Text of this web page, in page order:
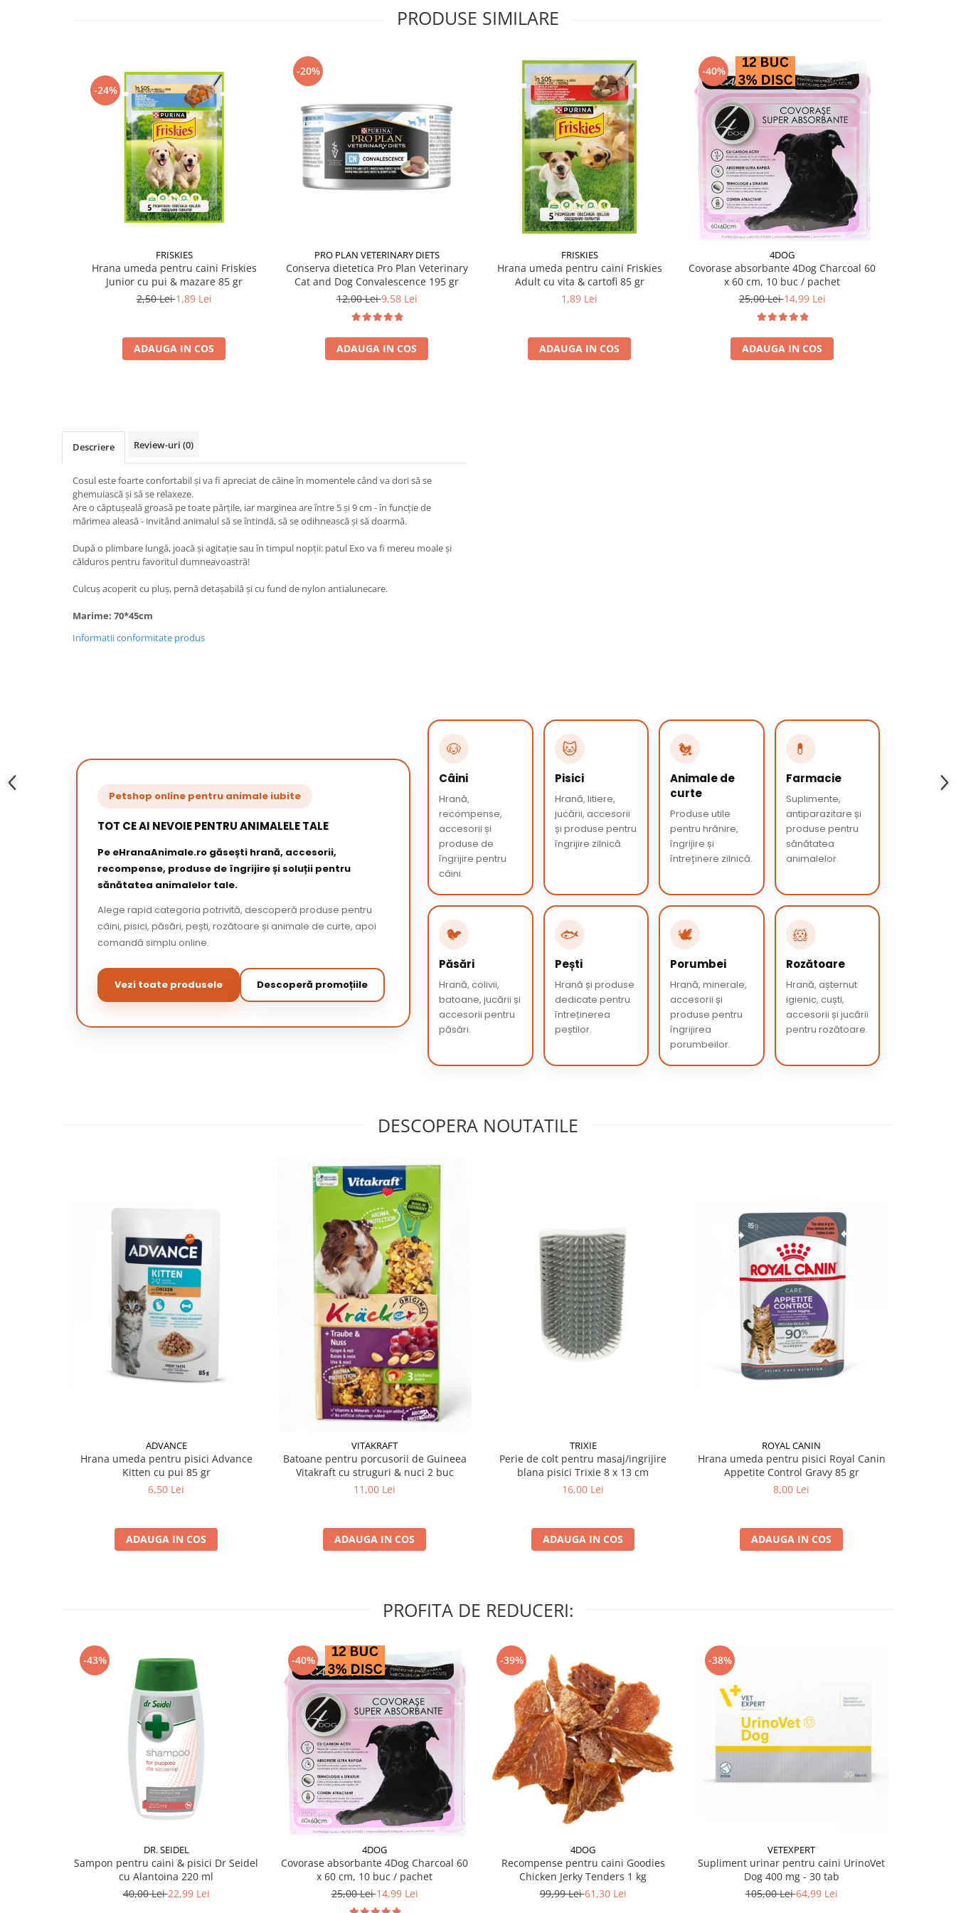
PRODUSE SIMILARE
-24%
FRISKIES
Hrana umeda pentru caini Friskies
Junior cu pui & mazare 85 gr
2,50 Lei1,89 Lei
ADAUGA IN COS
-20%
PRO PLAN VETERINARY DIETS
Conserva dietetica Pro Plan Veterinary
Cat and Dog Convalescence 195 gr
12,00 Lei9,58 Lei
ADAUGA IN COS
FRISKIES
Hrana umeda pentru caini Friskies
Adult cu vita & cartofi 85 gr
1,89 Lei
ADAUGA IN COS
-40%
4DOG
Covorase absorbante 4Dog Charcoal 60
x 60 cm, 10 buc / pachet
25,00 Lei14,99 Lei
ADAUGA IN COS
Descriere Review-uri (0)
Cosul este foarte confortabil și va fi apreciat de câine în momentele când va dori să se
ghemuiască și să se relaxeze.
Are o căptușeală groasă pe toate părțile, iar marginea are între 5 și 9 cm - în funcție de
mărimea aleasă - invitând animalul să se întindă, să se odihnească și să doarmă.
După o plimbare lungă, joacă și agitație sau în timpul nopții: patul Exo va fi mereu moale și
călduros pentru favoritul dumneavoastră!
Culcuș acoperit cu pluș, pernă detașabilă și cu fund de nylon antialunecare.
Marime: 70*45cm
Informatii conformitate produs
Petshop online pentru animale iubite
TOT CE AI NEVOIE PENTRU ANIMALELE TALE
Pe eHranaAnimale.ro găsești hrană, accesorii,
recompense, produse de îngrijire și soluții pentru
sănătatea animalelor tale.
Alege rapid categoria potrivită, descoperă produse pentru
câini, pisici, păsări, pești, rozătoare și animale de curte, apoi
comandă simplu online.
Vezi toate produsele Descoperă promoțiile
🐶
Câini
Hrană,
recompense,
accesorii și
produse de
îngrijire pentru
câini.
🐱
Pisici
Hrană, litiere,
jucării, accesorii
și produse pentru
îngrijire zilnică.
🐔
Animale de
curte
Produse utile
pentru hrănire,
îngrijire și
întreținere zilnică.
💊
Farmacie
Suplimente,
antiparazitare și
produse pentru
sănătatea
animalelor.
🐦
Păsări
Hrană, colivii,
batoane, jucării și
accesorii pentru
păsări.
🐟
Pești
Hrană și produse
dedicate pentru
întreținerea
peștilor.
🕊️
Porumbei
Hrană, minerale,
accesorii și
produse pentru
îngrijirea
porumbeilor.
🐹
Rozătoare
Hrană, așternut
igienic, cuști,
accesorii și jucării
pentru rozătoare.
DESCOPERA NOUTATILE
ADVANCE
Hrana umeda pentru pisici Advance
Kitten cu pui 85 gr
6,50 Lei
ADAUGA IN COS
VITAKRAFT
Batoane pentru porcusorii de Guineea
Vitakraft cu struguri & nuci 2 buc
11,00 Lei
ADAUGA IN COS
TRIXIE
Perie de colt pentru masaj/ingrijire
blana pisici Trixie 8 x 13 cm
16,00 Lei
ADAUGA IN COS
ROYAL CANIN
Hrana umeda pentru pisici Royal Canin
Appetite Control Gravy 85 gr
8,00 Lei
ADAUGA IN COS
PROFITA DE REDUCERI:
-43%
DR. SEIDEL
Sampon pentru caini & pisici Dr Seidel
cu Alantoina 220 ml
40,00 Lei22,99 Lei
-40%
4DOG
Covorase absorbante 4Dog Charcoal 60
x 60 cm, 10 buc / pachet
25,00 Lei14,99 Lei
-39%
4DOG
Recompense pentru caini Goodies
Chicken Jerky Tenders 1 kg
99,99 Lei61,30 Lei
-38%
VETEXPERT
Supliment urinar pentru caini UrinoVet
Dog 400 mg - 30 tab
105,00 Lei64,99 Lei